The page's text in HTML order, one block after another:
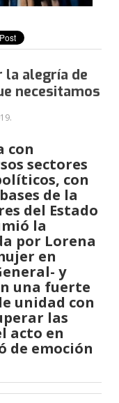
la alegría de
necesitamos
.
con
sectores
con
de la
del Estado
la
por Lorena
en
y
una fuerte
unidad con
las
acto en
de emoción